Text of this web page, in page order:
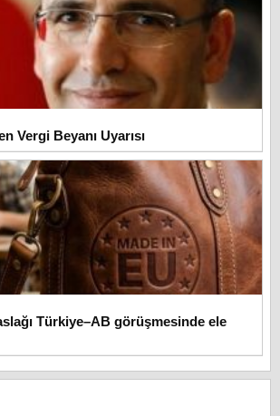
Vergi Beyanı Uyarısı
Türkiye–AB görüşmesinde ele